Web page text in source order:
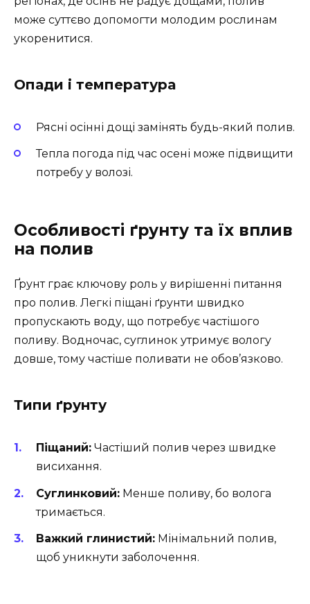
може суттєво допомогти молодим рослинам
укоренитися.
Опади і температура
Рясні осінні дощі замінять будь-який полив.
Тепла погода під час осені може підвищити
потребу у волозі.
Особливості ґрунту та їх вплив
на полив
Ґрунт грає ключову роль у вирішенні питання
про полив. Легкі піщані ґрунти швидко
пропускають воду, що потребує частішого
поливу. Водночас, суглинок утримує вологу
довше, тому частіше поливати не обов’язково.
Типи ґрунту
Піщаний: Частіший полив через швидке
висихання.
Суглинковий: Менше поливу, бо волога
тримається.
Важкий глинистий: Мінімальний полив,
щоб уникнути заболочення.